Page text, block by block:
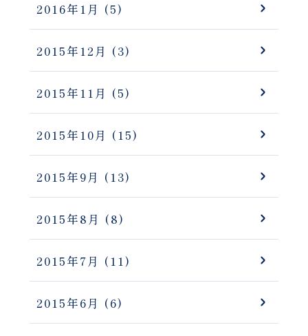
2016年1月 (5)
2015年12月 (3)
2015年11月 (5)
2015年10月 (15)
2015年9月 (13)
2015年8月 (8)
2015年7月 (11)
2015年6月 (6)